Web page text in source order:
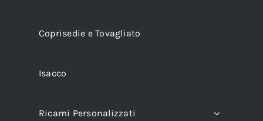
Coprisedie e Tovagliato
Isacco
Ricami Personalizzati